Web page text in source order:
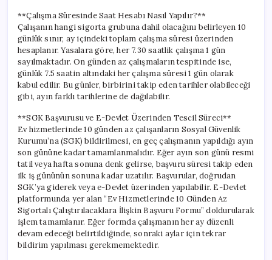
**Çalışma Süresinde Saat Hesabı Nasıl Yapılır?**
Çalışanın hangi sigorta grubuna dahil olacağını belirleyen 10
günlük sınır, ay içindeki toplam çalışma süresi üzerinden
hesaplanır. Yasalara göre, her 7.30 saatlik çalışma 1 gün
sayılmaktadır. On günden az çalışmaların tespitinde ise,
günlük 7.5 saatin altındaki her çalışma süresi 1 gün olarak
kabul edilir. Bu günler, birbirini takip eden tarihler olabileceği
gibi, ayın farklı tarihlerine de dağılabilir.
**SGK Başvurusu ve E-Devlet Üzerinden Tescil Süreci**
Ev hizmetlerinde 10 günden az çalışanların Sosyal Güvenlik
Kurumu’na (SGK) bildirilmesi, en geç çalışmanın yapıldığı ayın
son gününe kadar tamamlanmalıdır. Eğer ayın son günü resmi
tatil veya hafta sonuna denk gelirse, başvuru süresi takip eden
ilk iş gününün sonuna kadar uzatılır. Başvurular, doğrudan
SGK’ya giderek veya e-Devlet üzerinden yapılabilir. E-Devlet
platformunda yer alan “Ev Hizmetlerinde 10 Günden Az
Sigortalı Çalıştırılacaklara İlişkin Başvuru Formu” doldurularak
işlem tamamlanır. Eğer formda çalışmanın her ay düzenli
devam edeceği belirtildiğinde, sonraki aylar için tekrar
bildirim yapılması gerekmemektedir.